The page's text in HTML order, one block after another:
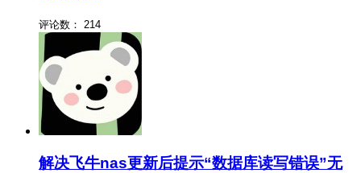
评论数： 214
解决飞牛nas更新后提示“数据库读写错误”无